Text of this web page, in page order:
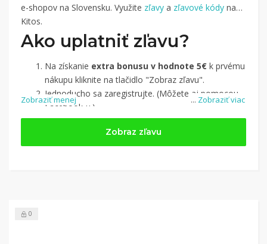
... Zobraziť viac
e-shopov na Slovensku. Využite zľavy a zľavové kódy na
Kitos.
Ako uplatniť zľavu?
Na získanie extra bonusu v hodnote 5€ k prvému
nákupu kliknite na tlačidlo "Zobraz zľavu".
Jednoducho sa zaregistrujte. (Môžete aj pomocou
Facebook-u.)
Jednoducho sinájdite obchod, pomocou služby
(v ponuke je cca 1 500 obchodov).
Kliknite na tlačidlo „Nakupovať“.(Následne
Zobraziť menej
Zobraz zľavu
0